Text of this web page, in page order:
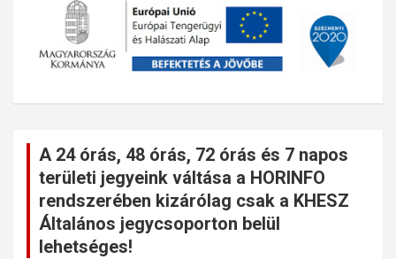
A 24 órás, 48 órás, 72 órás és 7 napos
területi jegyeink váltása a HORINFO
rendszerében kizárólag csak a KHESZ
Általános jegycsoporton belül
lehetséges!